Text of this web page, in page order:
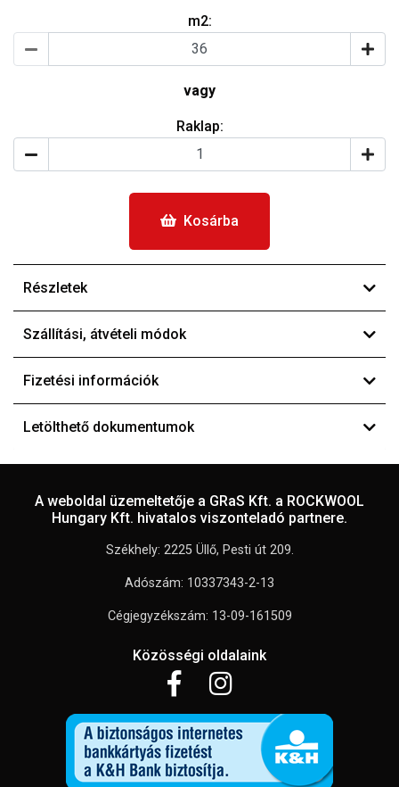
m2:
vagy
Raklap:
Kosárba
Részletek
Szállítási, átvételi módok
Fizetési információk
Letölthető dokumentumok
A weboldal üzemeltetője a GRaS Kft. a ROCKWOOL
Hungary Kft. hivatalos viszonteladó partnere.
Székhely: 2225 Üllő, Pesti út 209.
Adószám: 10337343-2-13
Cégjegyzékszám: 13-09-161509
Közösségi oldalaink